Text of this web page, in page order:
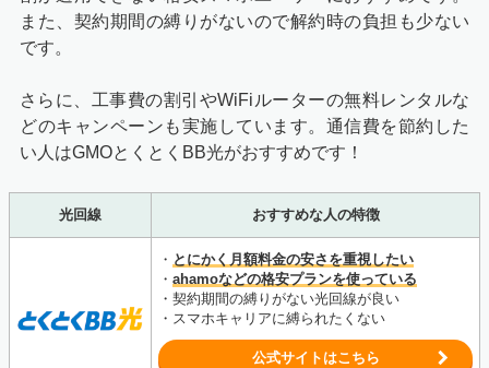
また、契約期間の縛りがないので解約時の負担も少ない
です。
さらに、工事費の割引やWiFiルーターの無料レンタルな
どのキャンペーンも実施しています。通信費を節約した
い人はGMOとくとくBB光がおすすめです！
光回線 おすすめな人の特徴
・ とにかく月額料金の安さを重視したい
・ ahamoなどの格安プランを使っている
・契約期間の縛りがない光回線が良い
・スマホキャリアに縛られたくない
公式サイトはこちら